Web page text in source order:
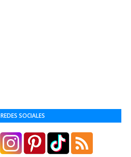
REDES SOCIALES